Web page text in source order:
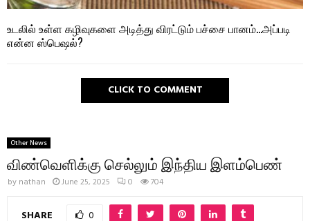
உடலில் உள்ள கழிவுகளை அடித்து விரட்டும் பச்சை பானம்…அப்படி
என்ன ஸ்பெஷல்?
CLICK TO COMMENT
Other News
விண்வெளிக்கு செல்லும் இந்திய இளம்பெண்
by nathan June 25, 2025 0 704
SHARE 0